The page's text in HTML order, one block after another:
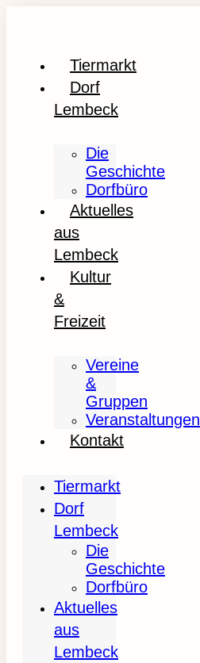
Tiermarkt
Dorf
Lembeck
Die
Geschichte
Dorfbüro
Aktuelles
aus
Lembeck
Kultur
&
Freizeit
Vereine
&
Gruppen
Veranstaltungen
Kontakt
Tiermarkt
Dorf
Lembeck
Die
Geschichte
Dorfbüro
Aktuelles
aus
Lembeck